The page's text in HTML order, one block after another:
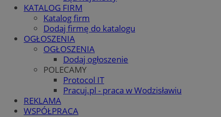
KATALOG FIRM
Katalog firm
Dodaj firmę do katalogu
OGŁOSZENIA
OGŁOSZENIA
Dodaj ogłoszenie
POLECAMY
Protocol IT
Pracuj.pl - praca w Wodzisławiu
REKLAMA
WSPÓŁPRACA